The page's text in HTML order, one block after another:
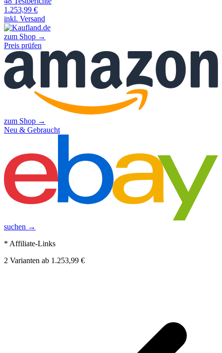
1.253,99 €
inkl. Versand
zum Shop →
Preis prüfen
zum Shop →
Neu & Gebraucht
suchen →
* Affiliate-Links
2 Varianten ab 1.253,99 €